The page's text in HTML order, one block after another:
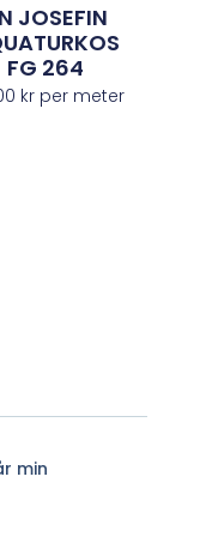
JOSEFIN
FG 264
kr per meter
min